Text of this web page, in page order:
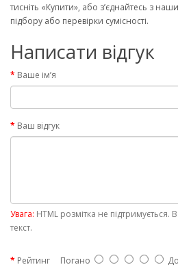
тисніть «Купити», або з’єднайтесь з
підбору або перевірки сумісності.
Написати відгук
Ваше ім’я
Ваш відгук
Увага: HTML розмітка не
текст.
Рейтинг Погано